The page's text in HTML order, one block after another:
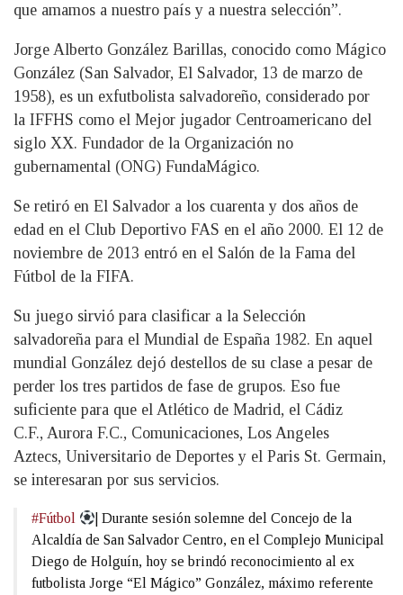
que amamos a nuestro país y a nuestra selección”.
Jorge Alberto González Barillas, conocido como Mágico
González (San Salvador, El Salvador, 13 de marzo de
1958), es un exfutbolista salvadoreño, considerado por
la IFFHS como el Mejor jugador Centroamericano del
siglo XX. Fundador de la Organización no
gubernamental (ONG) FundaMágico.​
Se retiró en El Salvador a los cuarenta y dos años de
edad en el Club Deportivo FAS en el año 2000. El 12 de
noviembre de 2013 entró en el Salón de la Fama del
Fútbol de la FIFA.
Su juego sirvió para clasificar a la Selección
salvadoreña para el Mundial de España 1982. En aquel
mundial González dejó destellos de su clase a pesar de
perder los tres partidos de fase de grupos. Eso fue
suficiente para que el Atlético de Madrid, el Cádiz
C.F., Aurora F.C., Comunicaciones, Los Angeles
Aztecs, Universitario de Deportes y el Paris St. Germain,
se interesaran por sus servicios.
#Fútbol
| Durante sesión solemne del Concejo de la
Alcaldía de San Salvador Centro, en el Complejo Municipal
Diego de Holguín, hoy se brindó reconocimiento al ex
futbolista Jorge “El Mágico” González, máximo referente